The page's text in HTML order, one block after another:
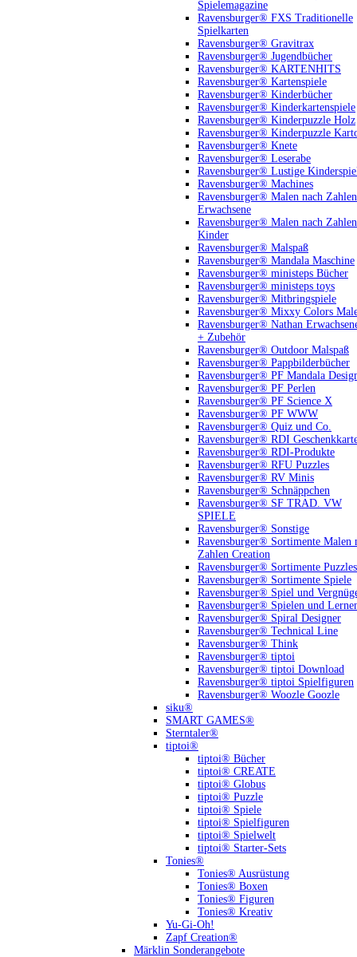
Spielemagazine
Ravensburger® FXS Traditionelle
Spielkarten
Ravensburger® Gravitrax
Ravensburger® Jugendbücher
Ravensburger® KARTENHITS
Ravensburger® Kartenspiele
Ravensburger® Kinderbücher
Ravensburger® Kinderkartenspiele
Ravensburger® Kinderpuzzle Holz
Ravensburger® Kinderpuzzle
Ravensburger® Knete
Ravensburger® Leserabe
Ravensburger® Lustige
Ravensburger® Machines
Ravensburger® Malen nach Zahlen
Erwachsene
Ravensburger® Malen nach Zahlen
Kinder
Ravensburger® Malspaß
Ravensburger® Mandala Maschine
Ravensburger® ministeps Bücher
Ravensburger® ministeps toys
Ravensburger® Mitbringspiele
Ravensburger® Mixxy Colors
Ravensburger® Nathan
+ Zubehör
Ravensburger® Outdoor Malspaß
Ravensburger® Pappbilderbücher
Ravensburger® PF Mandala
Ravensburger® PF Perlen
Ravensburger® PF Science X
Ravensburger® PF WWW
Ravensburger® Quiz und Co.
Ravensburger® RDI
Ravensburger® RDI-Produkte
Ravensburger® RFU Puzzles
Ravensburger® RV Minis
Ravensburger® Schnäppchen
Ravensburger® SF TRAD. VW
SPIELE
Ravensburger® Sonstige
Ravensburger® Sortimente Malen
Zahlen Creation
Ravensburger® Sortimente Puzzles
Ravensburger® Sortimente Spiele
Ravensburger® Spiel und
Ravensburger® Spielen und
Ravensburger® Spiral Designer
Ravensburger® Technical Line
Ravensburger® Think
Ravensburger® tiptoi
Ravensburger® tiptoi Download
Ravensburger® tiptoi Spielfiguren
Ravensburger® Woozle Goozle
siku®
SMART GAMES®
Sterntaler®
tiptoi®
tiptoi® Bücher
tiptoi® CREATE
tiptoi® Globus
tiptoi® Puzzle
tiptoi® Spiele
tiptoi® Spielfiguren
tiptoi® Spielwelt
tiptoi® Starter-Sets
Tonies®
Tonies® Ausrüstung
Tonies® Boxen
Tonies® Figuren
Tonies® Kreativ
Yu-Gi-Oh!
Zapf Creation®
Märklin Sonderangebote